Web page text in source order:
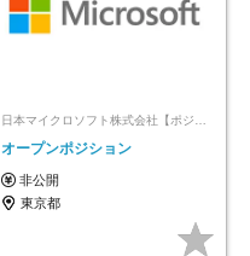
日本マイクロソフト株式会社【ポジションマッチ登録】
オープンポジション
非公開
東京都